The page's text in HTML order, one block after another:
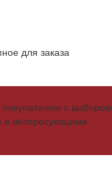
для заказа
с выбором
и интересующими